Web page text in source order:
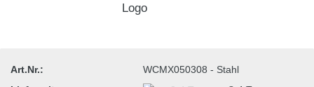
Art.Nr.:
WCMX050308 - Stahl